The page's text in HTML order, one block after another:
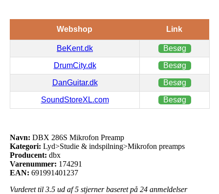
Webshop Link
BeKent.dk Besøg
DrumCity.dk Besøg
DanGuitar.dk Besøg
SoundStoreXL.com Besøg
Navn: DBX 286S Mikrofon Preamp
Kategori: Lyd>Studie & indspilning>Mikrofon preamps
Producent: dbx
Varenummer: 174291
EAN: 691991401237
Vurderet til 3.5 ud af 5 stjerner baseret på 24 anmeldelser